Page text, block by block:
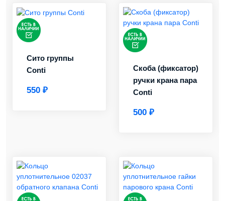
Сито группы
Conti
550 ₽
Скоба (фиксатор)
ручки крана пара
Conti
500 ₽